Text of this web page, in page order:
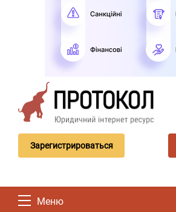
Зарегистрироваться
Меню